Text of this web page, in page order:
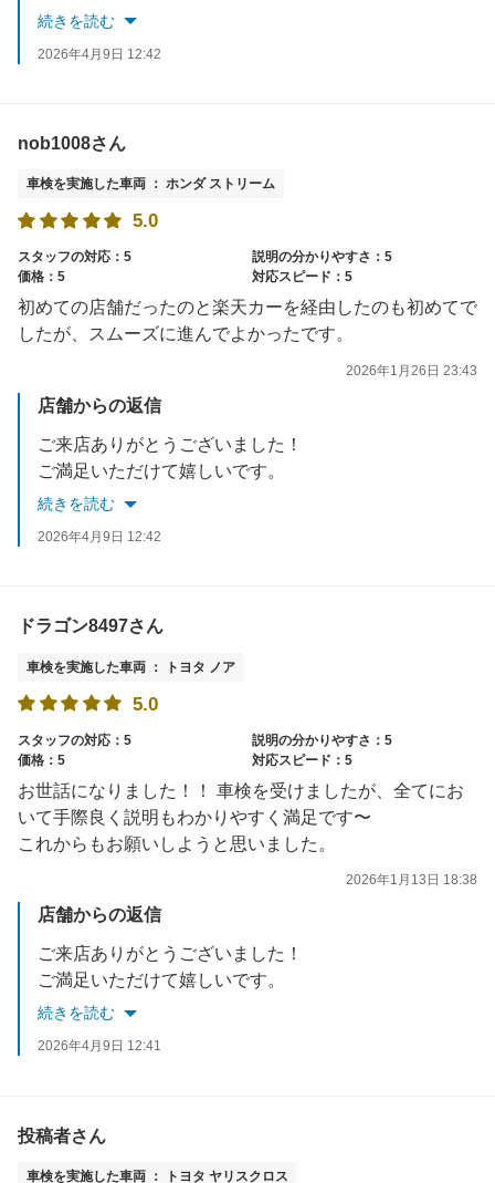
またのご利用をお待ちしております！
続きを読む
2026年4月9日 12:42
nob1008さん
車検を実施した車両 ： ホンダ ストリーム
5.0
スタッフの対応：5
説明の分かりやすさ：5
価格：5
対応スピード：5
初めての店舗だったのと楽天カーを経由したのも初めてで
したが、スムーズに進んでよかったです。
2026年1月26日 23:43
店舗からの返信
ご来店ありがとうございました！
ご満足いただけて嬉しいです。
またのご利用をお待ちしております！
続きを読む
2026年4月9日 12:42
ドラゴン8497さん
車検を実施した車両 ： トヨタ ノア
5.0
スタッフの対応：5
説明の分かりやすさ：5
価格：5
対応スピード：5
お世話になりました！！ 車検を受けましたが、全てにお
いて手際良く説明もわかりやすく満足です〜
これからもお願いしようと思いました。
2026年1月13日 18:38
店舗からの返信
ご来店ありがとうございました！
ご満足いただけて嬉しいです。
またのご利用をお待ちしております！
続きを読む
2026年4月9日 12:41
投稿者さん
車検を実施した車両 ： トヨタ ヤリスクロス